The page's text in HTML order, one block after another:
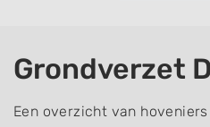
Grondverzet
Een overzicht van